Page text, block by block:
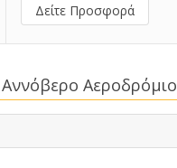
Δείτε Προσφορά
Αεροδρόμιο